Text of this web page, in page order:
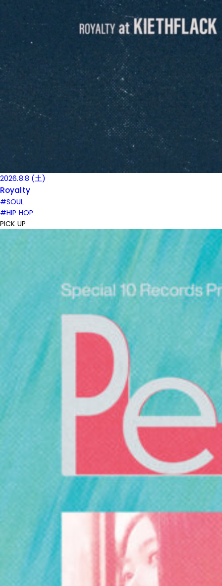
2026.8.8 (土)
Royalty
#SOUL
#HIP HOP
PICK UP